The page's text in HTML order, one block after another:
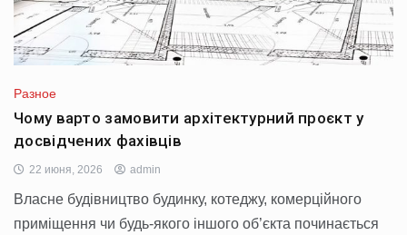
Разное
Чому варто замовити архітектурний проєкт у
досвідчених фахівців
22 июня, 2026 admin
Власне будівництво будинку, котеджу, комерційного
приміщення чи будь-якого іншого об’єкта починається